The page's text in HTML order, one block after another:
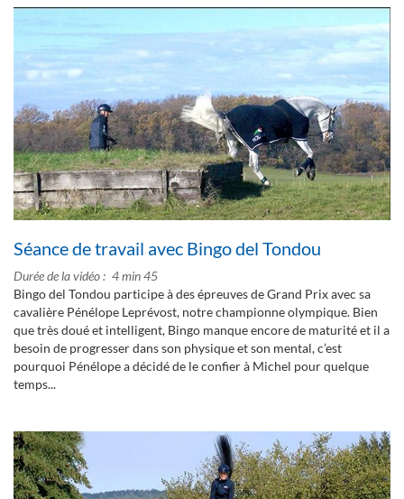
Séance de travail avec Bingo del Tondou
Durée de la vidéo
4 min 45
Bingo del Tondou participe à des épreuves de Grand Prix avec sa
cavalière Pénélope Leprévost, notre championne olympique. Bien
que très doué et intelligent, Bingo manque encore de maturité et il a
besoin de progresser dans son physique et son mental, c’est
pourquoi Pénélope a décidé de le confier à Michel pour quelque
temps...